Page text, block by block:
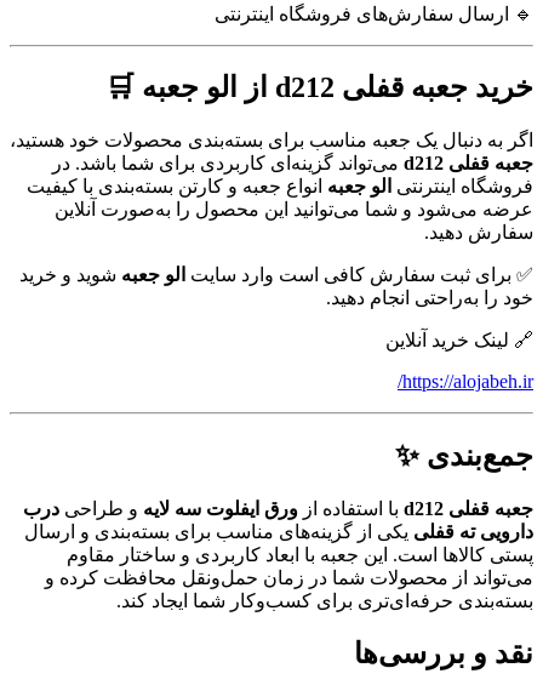
🔹 ارسال سفارش‌های فروشگاه اینترنتی
خرید جعبه قفلی d212 از الو جعبه 🛒
اگر به دنبال یک جعبه مناسب برای بسته‌بندی محصولات خود هستید،
جعبه قفلی d212
می‌تواند گزینه‌ای کاربردی برای شما باشد. در
فروشگاه اینترنتی الو جعبه انواع جعبه و کارتن بسته‌بندی با کیفیت
عرضه می‌شود و شما می‌توانید این محصول را به‌صورت آنلاین
سفارش دهید.
✅ برای ثبت سفارش کافی است وارد سایت الو جعبه شوید و خرید
خود را به‌راحتی انجام دهید.
🔗 لینک خرید آنلاین
https://alojabeh.ir/
جمع‌بندی ✨
جعبه قفلی d212 با استفاده از ورق ایفلوت سه لایه و طراحی درب
دارویی ته قفلی یکی از گزینه‌های مناسب برای بسته‌بندی و ارسال
پستی کالاها است. این جعبه با ابعاد کاربردی و ساختار مقاوم
می‌تواند از محصولات شما در زمان حمل‌ونقل محافظت کرده و
بسته‌بندی حرفه‌ای‌تری برای کسب‌وکار شما ایجاد کند.
نقد و بررسی‌ها